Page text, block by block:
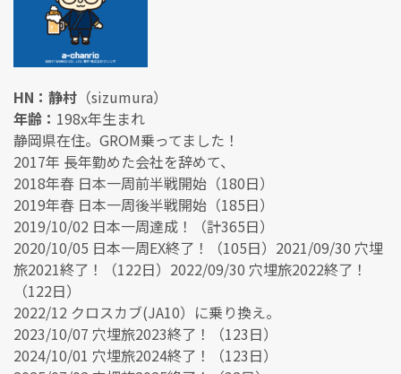
HN：静村 （sizumura）
年齢： 198x年生まれ
静岡県在住。GROM乗ってました！
2017年 長年勤めた会社を辞めて、
2018年春 日本一周前半戦開始（180日）
2019年春 日本一周後半戦開始（185日）
2019/10/02 日本一周達成！（計365日）
2020/10/05 日本一周EX終了！（105日）2021/09/30 穴埋
旅2021終了！（122日）2022/09/30 穴埋旅2022終了！
（122日）
2022/12 クロスカブ(JA10）に乗り換え。
2023/10/07 穴埋旅2023終了！（123日）
2024/10/01 穴埋旅2024終了！（123日）